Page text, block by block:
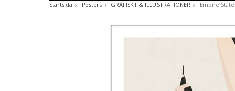
Startsida Posters GRAFISKT & ILLUSTRATIONER Empire State